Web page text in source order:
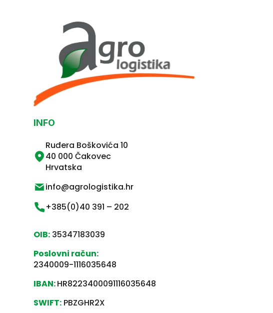
INFO
Ruđera Boškovića 10
40 000 Čakovec
Hrvatska
info@agrologistika.hr
+385(0)40 391 – 202
OIB: 35347183039
Poslovni račun:
2340009-1116035648
IBAN:HR8223400091116035648
SWIFT: PBZGHR2X